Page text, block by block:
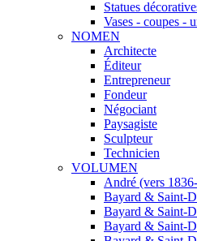
Statues
Vases - coupes -
NOMEN
Architecte
Éditeur
Entrepreneur
Fondeur
Négociant
Paysagiste
Sculpteur
Technicien
VOLUMEN
André (vers
Bayard & Saint-
Bayard & Saint-
Bayard & Saint-